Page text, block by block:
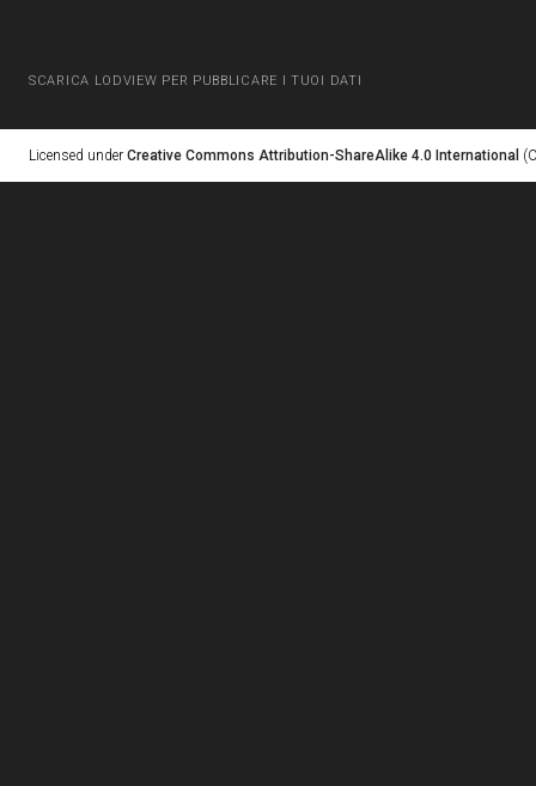
SCARICA LODVIEW PER PUBBLICARE I TUOI DATI
Licensed under Creative Commons Attribution-ShareAlike 4.0 International